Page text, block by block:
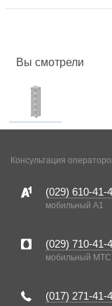
Вы смотрели
Консультация
(029) 610-41-
мобильный A1
(029) 710-41-
мобильный MTC
(017) 271-41-